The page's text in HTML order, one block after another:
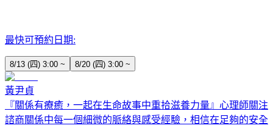
最快可預約日期:
8/13 (四) 3:00 ~ 8/20 (四) 3:00 ~
黃尹貞
『關係有療癒，一起在生命故事中重拾滋養力量』心理師關注
諮商關係中每一個細微的脈絡與感受經驗，相信在足夠的安全